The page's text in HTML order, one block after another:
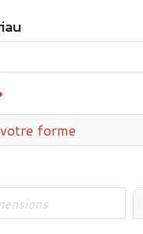
forme